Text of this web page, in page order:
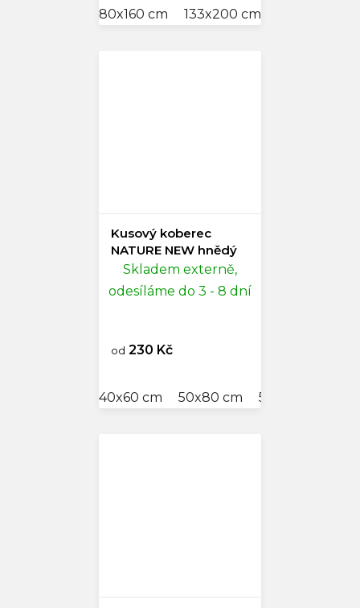
80x160 cm 133x200 cm
Kusový koberec
NATURE NEW hnědý
Skladem externě,
odesíláme do 3 - 8 dní
od 230 Kč
40x60 cm 50x80 cm 57x120 cm